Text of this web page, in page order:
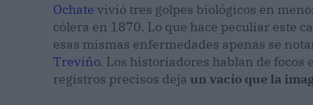
Ochate vivió tres golpes biológicos en
cólera en 1870. Lo que hace peculiar este
esas mismas enfermedades apenas se
Treviño. Los historiadores hablan de focos
registros precisos deja un vacío que la